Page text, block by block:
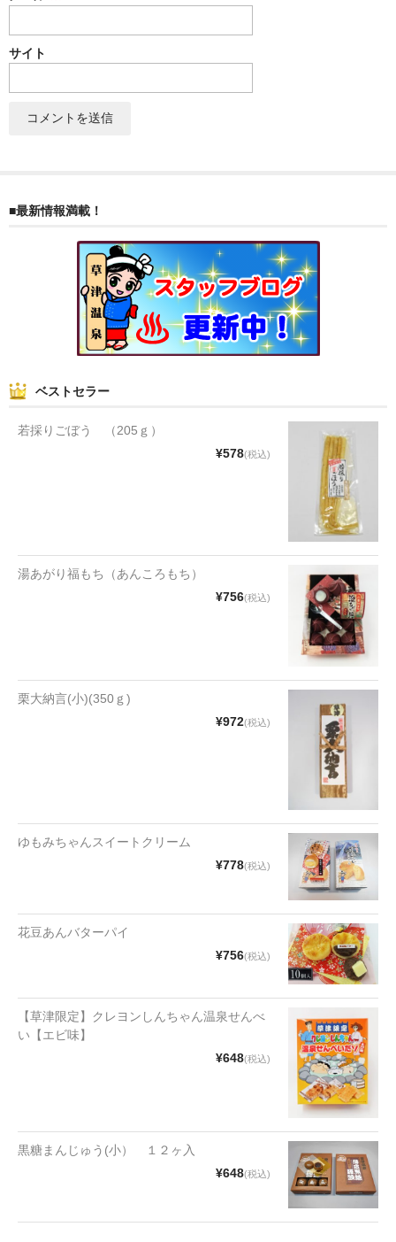
洋菓子
サンド
花豆
漬物・佃煮
もろみ漬け
麺類
文具・雑貨
日用品・雑貨
筆記具
会社情報
サイト
■最新情報満載！
ベストセラー
若採りごぼう （205ｇ）
¥578(税込)
湯あがり福もち（あんころもち）
¥756(税込)
栗大納言(小)(350ｇ)
¥972(税込)
ゆもみちゃんスイートクリーム
¥778(税込)
花豆あんバターパイ
¥756(税込)
【草津限定】クレヨンしんちゃん温泉せんべ
い【エビ味】
¥648(税込)
黒糖まんじゅう(小） １２ヶ入
¥648(税込)